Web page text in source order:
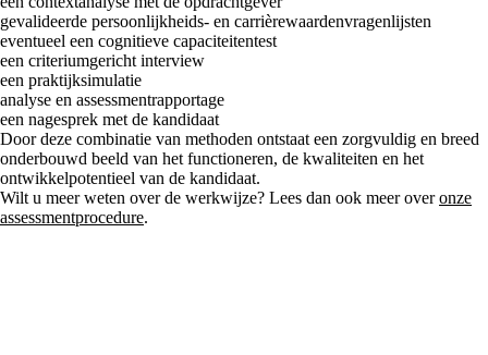
gevalideerde persoonlijkheids- en carrièrewaardenvragenlijsten
eventueel een cognitieve capaciteitentest
een criteriumgericht interview
een praktijksimulatie
analyse en assessmentrapportage
een nagesprek met de kandidaat
Door deze combinatie van methoden ontstaat een zorgvuldig en breed
onderbouwd beeld van het functioneren, de kwaliteiten en het
ontwikkelpotentieel van de kandidaat.
Wilt u meer weten over de werkwijze? Lees dan ook meer overonze
assessmentprocedure.